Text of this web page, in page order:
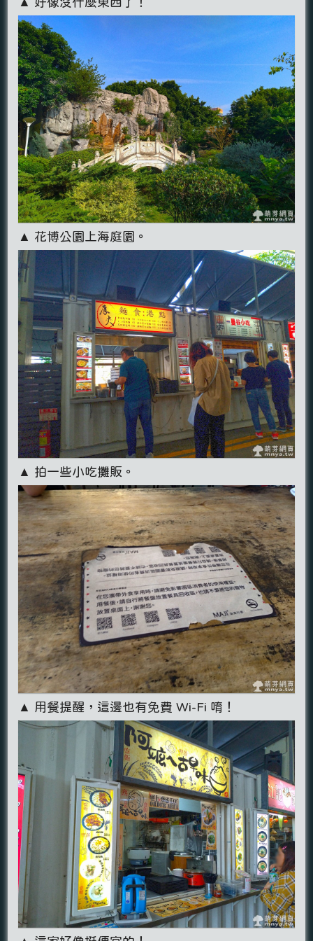
▲ 花博公園上海庭園。
▲ 拍一些小吃攤販。
▲ 用餐提醒，這邊也有免費 Wi-Fi 唷！